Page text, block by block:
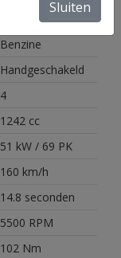
Benzine
Handgeschakeld
4
1242 cc
51 kW / 69 PK
160 km/h
14.8 seconden
5500 RPM
102 Nm
Sluiten